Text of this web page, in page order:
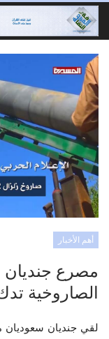
أهم الأخبار
مصرع جنديان
الصاروخية
لقي جنديان سعوديان